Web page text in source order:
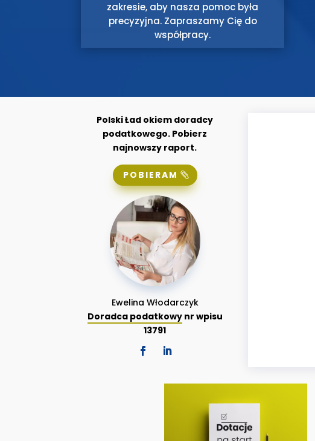
zakresie, aby nasza pomoc była
precyzyjna. Zapraszamy Cię do
współpracy.
Polski Ład okiem doradcy
podatkowego. Pobierz
najnowszy raport.
POBIERAM
Ewelina Włodarczyk
Doradca podatkowynr wpisu
13791